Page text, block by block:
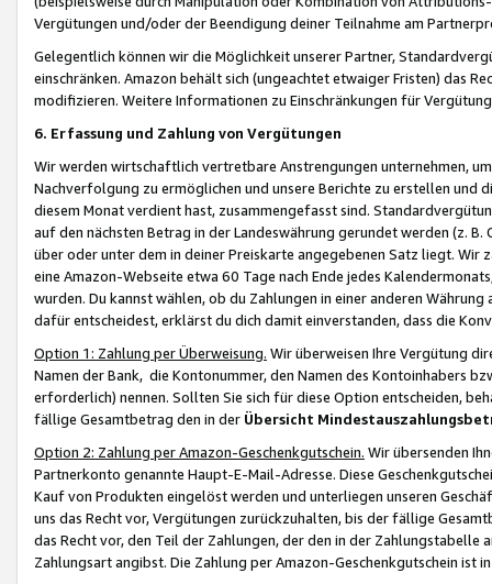
Vergütungen und/oder der Beendigung deiner Teilnahme am
Gelegentlich können wir die Möglichkeit unserer Partner,
einschränken. Amazon behält sich (ungeachtet etwaiger Fristen) das
modifizieren. Weitere Informationen zu Einschränkungen für
6. Erfassung und Zahlung von Vergütungen
Wir werden wirtschaftlich vertretbare Anstrengungen unternehmen,
Nachverfolgung zu ermöglichen und unsere Berichte zu erstellen und
diesem Monat verdient hast, zusammengefasst sind.
auf den nächsten Betrag in der Landeswährung gerundet werden (z.
über oder unter dem in deiner Preiskarte angegebenen Satz liegt.
eine Amazon-Webseite etwa 60 Tage nach Ende jedes
wurden. Du kannst wählen, ob du Zahlungen in einer anderen
dafür entscheidest, erklärst du dich damit einverstanden, dass die
Option 1: Zahlung per Überweisung. Wir überweisen Ihre Vergütung
Namen der Bank, die Kontonummer, den Namen des Kontoinhabers
erforderlich) nennen. Sollten Sie sich für diese Option entscheiden,
fällige Gesamtbetrag den in der Übersicht
Option 2: Zahlung per Amazon-Geschenkgutschein. Wir übersenden
Partnerkonto genannte Haupt-E-Mail-Adresse. Diese
Kauf von Produkten eingelöst werden und unterliegen unseren
uns das Recht vor, Vergütungen zurückzuhalten, bis der fällige
das Recht vor, den Teil der Zahlungen, der den in der
Zahlungsart angibst. Die Zahlung per Amazon-Geschenkgutschein ist